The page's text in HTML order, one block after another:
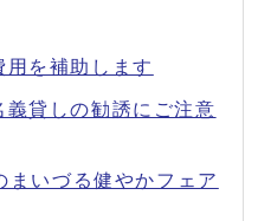
を補助します
義貸しの勧誘にご注意
まいづる健やかフェア